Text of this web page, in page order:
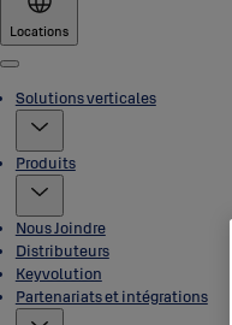
Locations
Menu
Solutions verticales
Produits
Nous Joindre
Distributeurs
Keyvolution
Partenariats et intégrations